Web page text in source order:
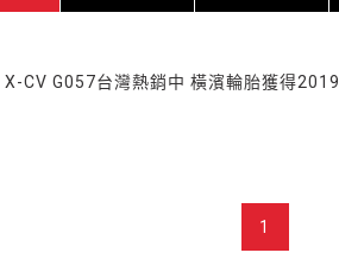
X-CV G057台灣熱銷中 橫濱輪胎獲得
1